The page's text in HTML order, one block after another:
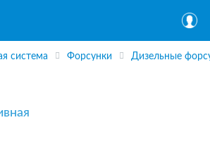
система Форсунки Дизельные